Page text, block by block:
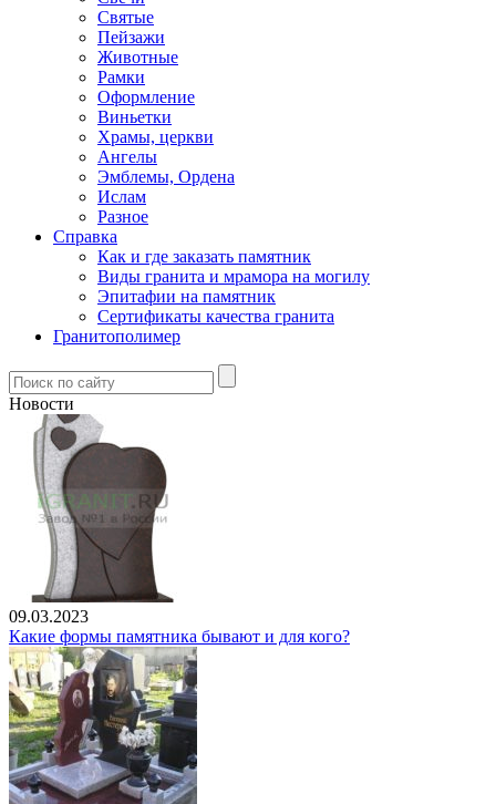
Святые
Пейзажи
Животные
Рамки
Оформление
Виньетки
Храмы, церкви
Ангелы
Эмблемы, Ордена
Ислам
Разное
Справка
Как и где заказать памятник
Виды гранита и мрамора на могилу
Эпитафии на памятник
Сертификаты качества гранита
Гранитополимер
Новости
09.03.2023
Какие формы памятника бывают и для кого?